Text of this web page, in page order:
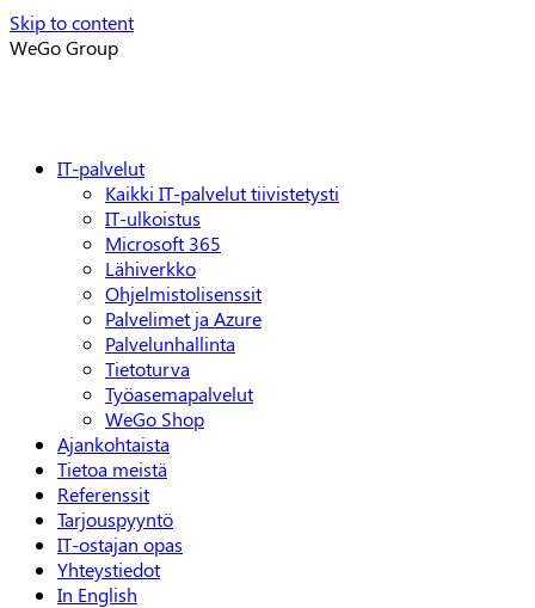
Skip to content
WeGo Group
IT-palvelut
Kaikki IT-palvelut tiivistetysti
IT-ulkoistus
Microsoft 365
Lähiverkko
Ohjelmistolisenssit
Palvelimet ja Azure
Palvelunhallinta
Tietoturva
Työasemapalvelut
WeGo Shop
Ajankohtaista
Tietoa meistä
Referenssit
Tarjouspyyntö
IT-ostajan opas
Yhteystiedot
In English